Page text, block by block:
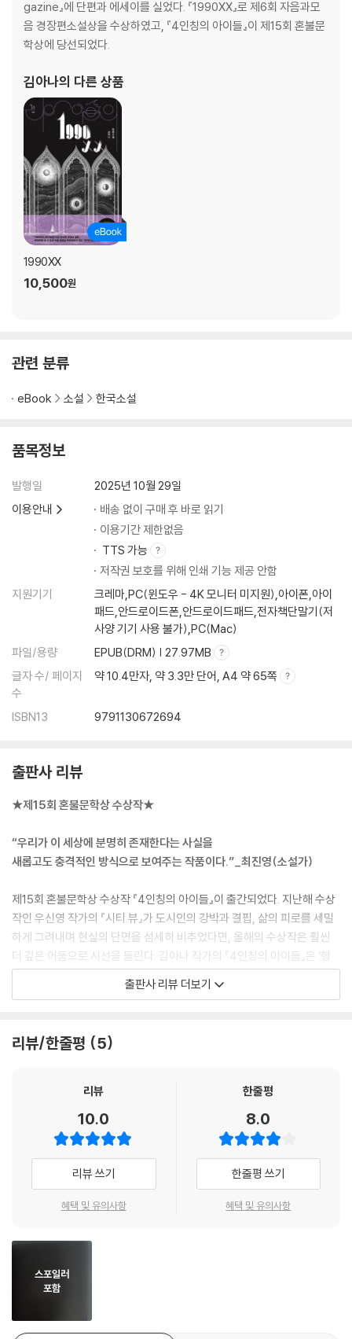
gazine』에 단편과 에세이를 실었다. 『1990XX』로 제6회 자음과모
음 경장편소설상을 수상하였고, 『4인칭의 아이들』이 제15회 혼불문
학상에 당선되었다.
김아나의 다른 상품
1990XX
10,500원
관련 분류
eBook 소설 한국소설
품목정보
발행일
2025년 10월 29일
이용안내
배송 없이 구매 후 바로 읽기
이용기간 제한없음
TTS 가능
저작권 보호를 위해 인쇄 기능 제공 안함
지원기기
크레마,PC(윈도우 - 4K 모니터 미지원),아이폰,아이
패드,안드로이드폰,안드로이드패드,전자책단말기(저
사양 기기 사용 불가),PC(Mac)
파일/용량
EPUB(DRM) | 27.97MB
글자 수/ 페이지
수
약 10.4만자, 약 3.3만 단어, A4 약 65쪽
ISBN13 9791130672694
출판사 리뷰
★제15회 혼불문학상 수상작★
“우리가 이 세상에 분명히 존재한다는 사실을
새롭고도 충격적인 방식으로 보여주는 작품이다.”_최진영(소설가)
제15회 혼불문학상 수상작 『4인칭의 아이들』이 출간되었다. 지난해 수상
작인 우신영 작가의 『시티 뷰』가 도시인의 강박과 결핍, 삶의 피로를 세밀
하게 그려내며 현실의 단면을 섬세히 비추었다면, 올해의 수상작은 훨씬
더 깊은 어둠으로 시선을 돌린다. 김아나 작가의 『4인칭의 아이들』은 ‘행
복한 아이들의 복지 재단’이라 불리는 곳에서 생활했던 아이들의 이야기를
통해, 보호라는 이름 아래 감춰진 폭력과 착취의 구조를 해부한다. 표면적
를 가차 없이 보여준다.
올해로 15회를 맞은 혼불문학상은 故최명희 작가의 대하소설 『혼불』이 품
상이다. 그 정신을 잇는 수상작들은 시대의 상처를 정면으로 응시하며, 한
국문학이 나아가야 할 윤리적 방향을 제시해왔다. 은희경, 전성태, 이기호,
편혜영, 백가흠, 최진영, 박준 등 현재 가장 활발하게 활동하며 문학계를
이끄는 일곱 명의 작가가 심사를 맡았고, 올해는 330편이 넘는 응모작 가
운데 『4인칭의 아이들』이 선정되었다. 김아나는 2021년 등단 이후 꾸준히
를 우리 곁에 생생히 전달해줄” 작가라는 평가를 받았다.
고통 속에 침묵당한 아이들의 울음이
글자마다 울려 퍼지는 소설
출판사 리뷰 더보기
리뷰/한줄평 5
리뷰
10.0
리뷰 쓰기
혜택 및 유의사항
한줄평
8.0
한줄평 쓰기
혜택 및 유의사항
스포일러
포함